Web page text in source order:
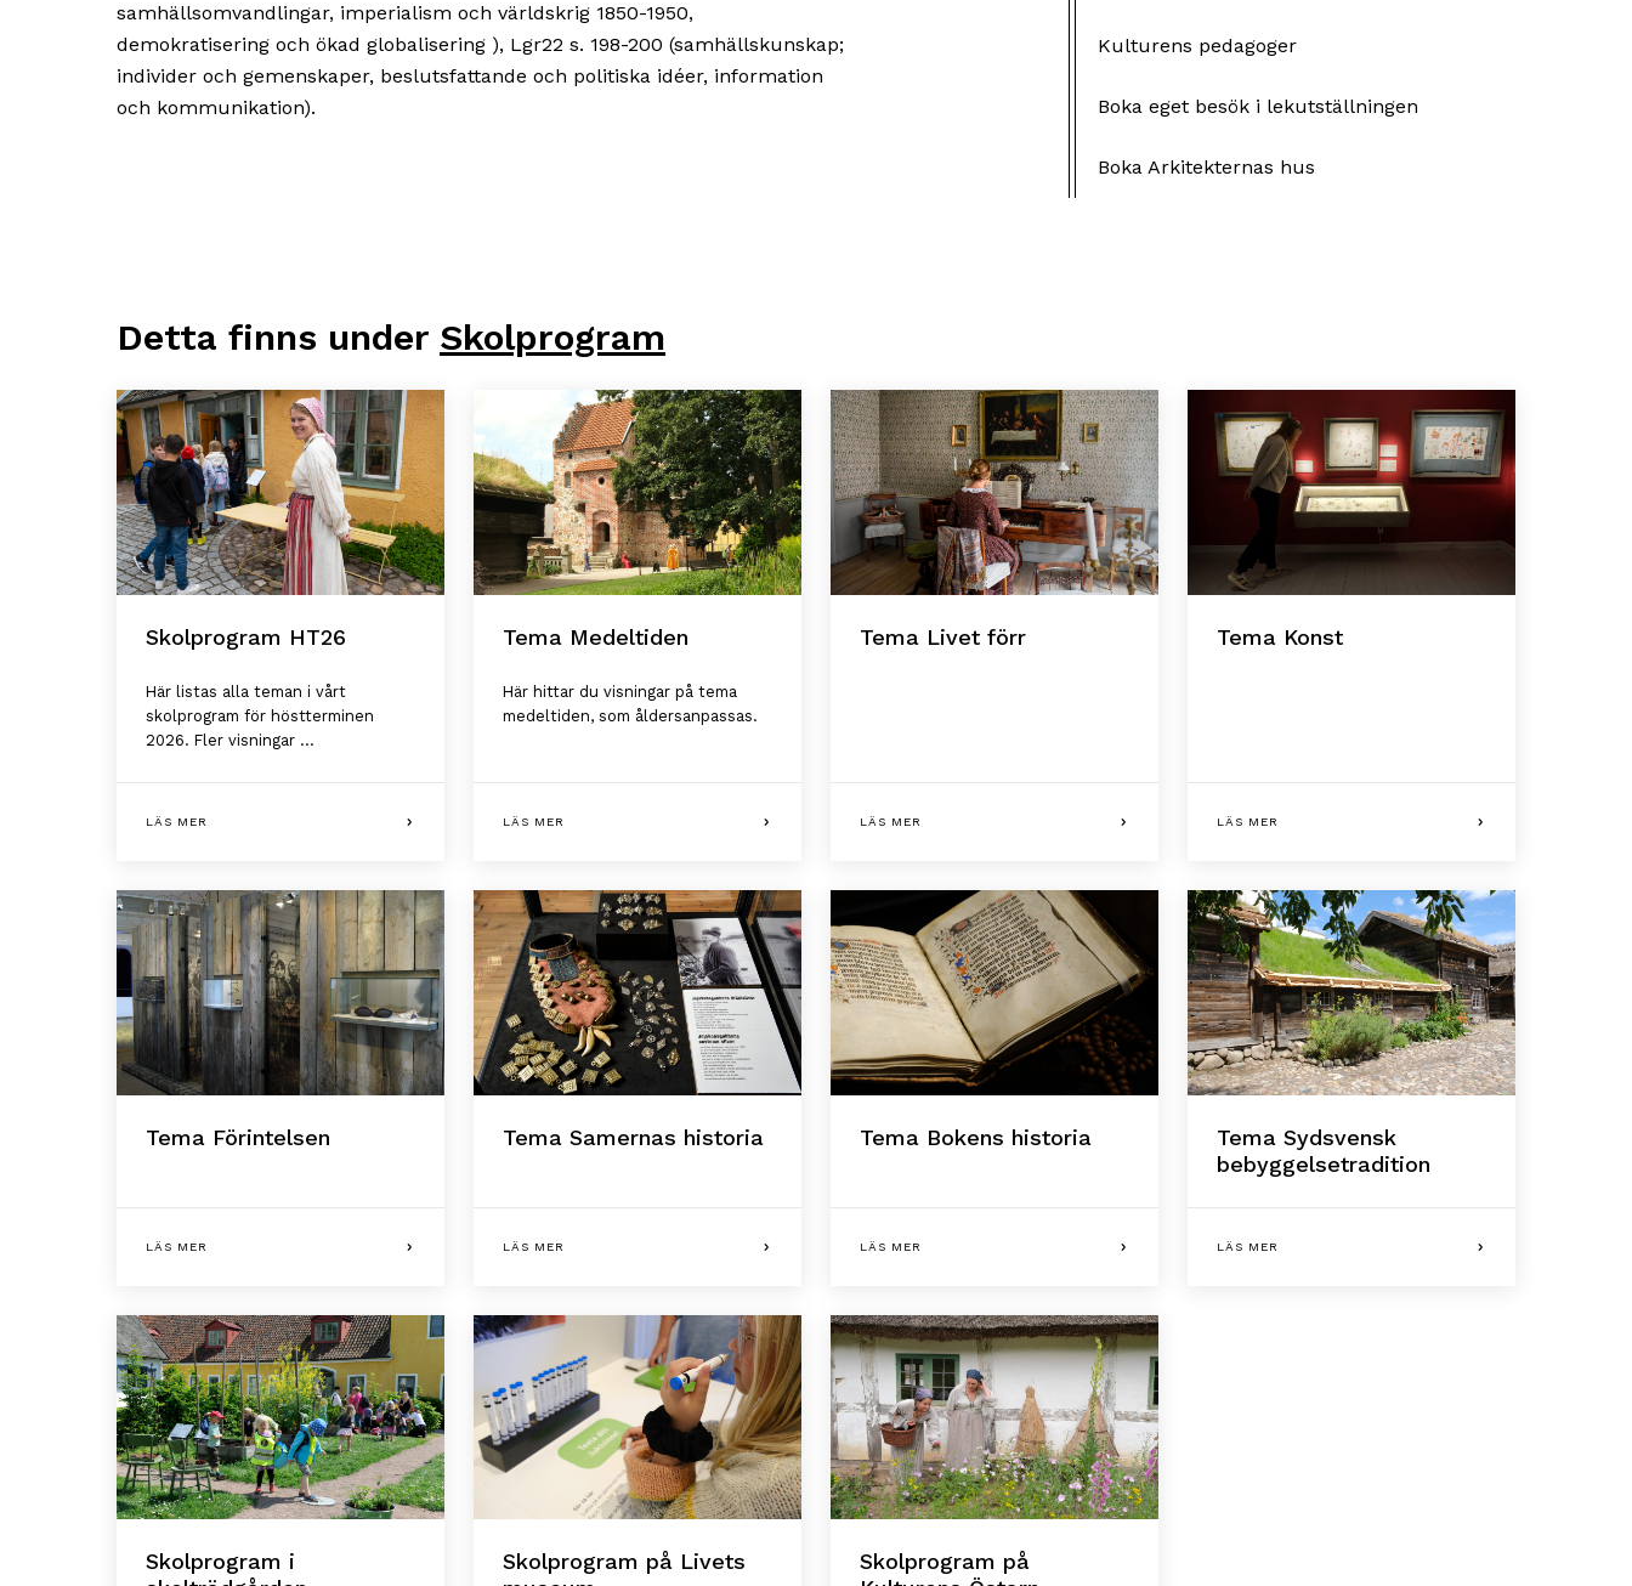
samhällsomvandlingar, imperialism och världskrig 1850-1950,
demokratisering och ökad globalisering ), Lgr22 s. 198-200 (samhällskunskap;
individer och gemenskaper, beslutsfattande och politiska idéer, information
och kommunikation).
Kulturens pedagoger
Boka eget besök i lekutställningen
Boka Arkitekternas hus
Detta finns under Skolprogram
Skolprogram HT26
Här listas alla teman i vårt
skolprogram för höstterminen
2026. Fler visningar ...
LÄS MER
Tema Medeltiden
Här hittar du visningar på tema
medeltiden, som åldersanpassas.
LÄS MER
Tema Livet förr
LÄS MER
Tema Konst
LÄS MER
Tema Förintelsen
LÄS MER
Tema Samernas historia
LÄS MER
Tema Bokens historia
LÄS MER
Tema Sydsvensk
bebyggelsetradition
LÄS MER
Skolprogram i
Skolprogram på Livets
Skolprogram på